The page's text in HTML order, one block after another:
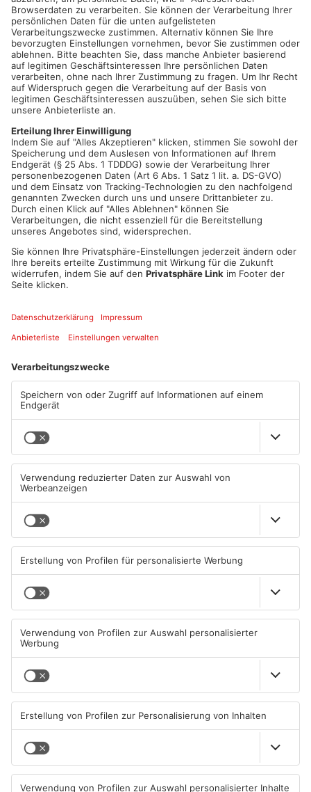
GOLDBACH.Unbekannte haben in Goldbach Werkzeuge und
Baumaschinen im Wert von mehr als 10.000 Euro gestohlen.
Laut Polizei wurden in dieser Woche drei
Handwerkerfahrzeuge in der Eichendorffstraße, Am Mattes
und im Dammer Weg aufgebrochen. Die Beute: mehrere
Maschinen und Werkzeuge, die auf Baustellen und in
Handwerksbetrieben dringend gebraucht werden. Die Polizei
Aschaffenburg prüft jetzt, ob die Fälle zusammenhängen.
Artikel teilen
ANZEIGE
Aschaffenburg
Kann Pflaumheim den
einzigen Supermarkt im Ort
behalten?
05.08.2026, 12:50 UHR IN KREIS
ASCHAFFENBURG
Großbaustelle auf A3
zwischen Hösbach und
03.08.2026, 15:57 UHR IN KREIS
Wenigumstadt feiert das
Stöffche
01.08.2026, 21:17 UHR IN KREIS
ASCHAFFENBURG
Wegen Trockenheit: Neue
Regeln auf A'burger
31.07.2026, 11:46 UHR IN KREIS
ASCHAFFENBURG